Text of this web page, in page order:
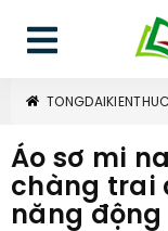
Áo sơ mi
chàng trai
năng động